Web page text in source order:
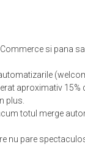
si pana
aproximativ
plus.
totul merge
nu pare